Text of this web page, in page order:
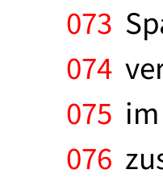
073
074
075
076